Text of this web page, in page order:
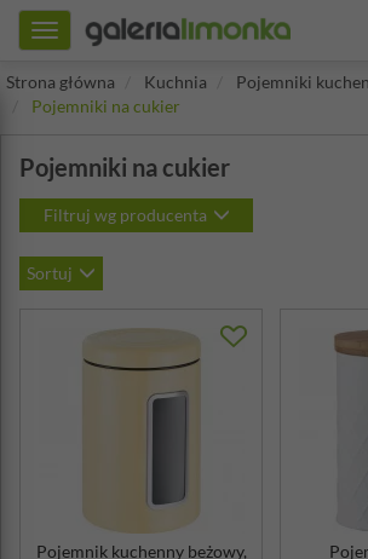
Toggle
navigation
Strona główna
Kuchnia
Pojemniki
Pojemniki na cukier
Pojemniki na cukier
Filtruj wg producenta
Sortuj
Pojemnik kuchenny beżowy,